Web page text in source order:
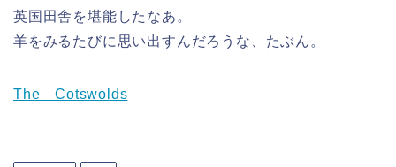
英国田舎を堪能したなあ。
羊をみるたびに思い出すんだろうな、たぶん。
The Cotswolds